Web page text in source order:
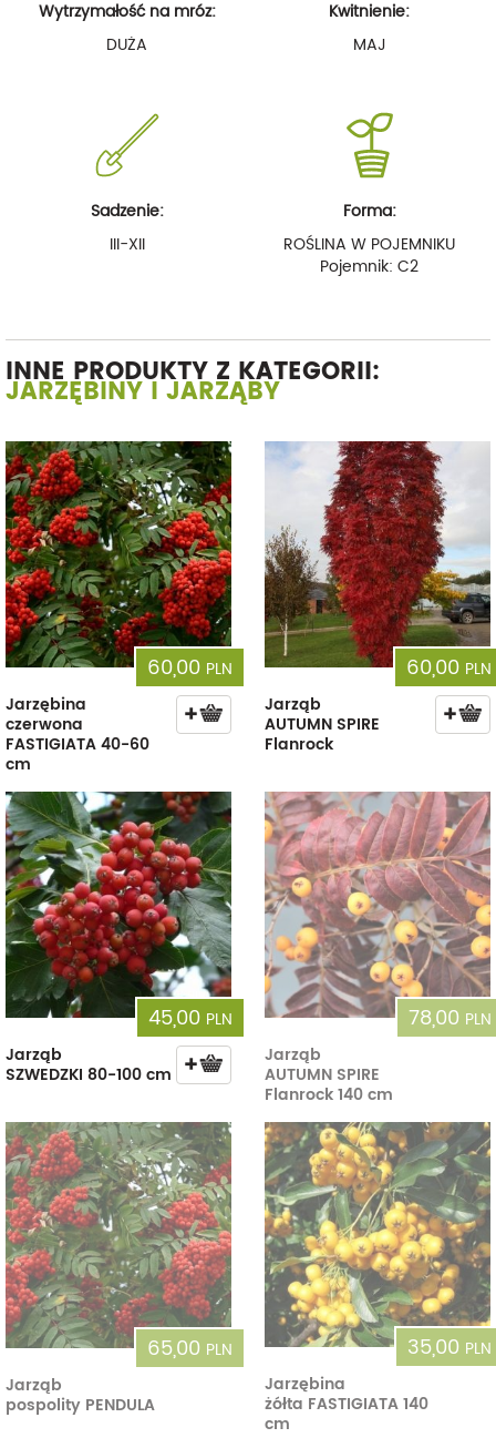
Wytrzymałość na mróz:
DUŻA
Kwitnienie:
MAJ
Sadzenie:
III-XII
Forma:
ROŚLINA W POJEMNIKU
Pojemnik: C2
INNE PRODUKTY Z KATEGORII:
JARZĘBINY I JARZĄBY
60,00 PLN
Jarzębina
czerwona
FASTIGIATA 40-60
cm
60,00 PLN
Jarząb
AUTUMN SPIRE
Flanrock
45,00 PLN
Jarząb
SZWEDZKI 80-100 cm
78,00 PLN
Jarząb
AUTUMN SPIRE
Flanrock 140 cm
65,00 PLN
Jarząb
pospolity PENDULA
35,00 PLN
Jarzębina
żółta FASTIGIATA 140
cm